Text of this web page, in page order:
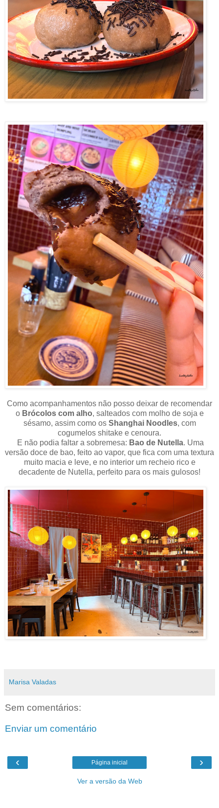
Como acompanhamentos não posso deixar de recomendar
o Brócolos com alho, salteados com molho de soja e
sésamo, assim como os Shanghai Noodles, com
cogumelos shitake e cenoura.
E não podia faltar a sobremesa: Bao de Nutella. Uma
versão doce de bao, feito ao vapor, que fica com uma textura
muito macia e leve, e no interior um recheio rico e
decadente de Nutella, perfeito para os mais gulosos!
Marisa Valadas
Sem comentários:
Enviar um comentário
‹ ›
Página inicial
Ver a versão da Web